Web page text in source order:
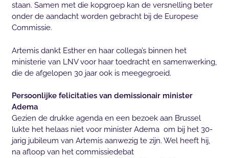
staan. Samen met die kopgroep kan de versnelling beter
onder de aandacht worden gebracht bij de Europese
Commissie.
Artemis dankt Esther en haar collega’s binnen het
ministerie van LNV voor haar toedracht en samenwerking,
die de afgelopen 30 jaar ook is meegegroeid.
Persoonlijke felicitaties van demissionair minister
Adema
Gezien de drukke agenda en een bezoek aan Brussel
lukte het helaas niet voor minister Adema om bij het 30-
jarig jubileum van Artemis aanwezig te zijn. Wel heeft hij,
na afloop van het commissiedebat